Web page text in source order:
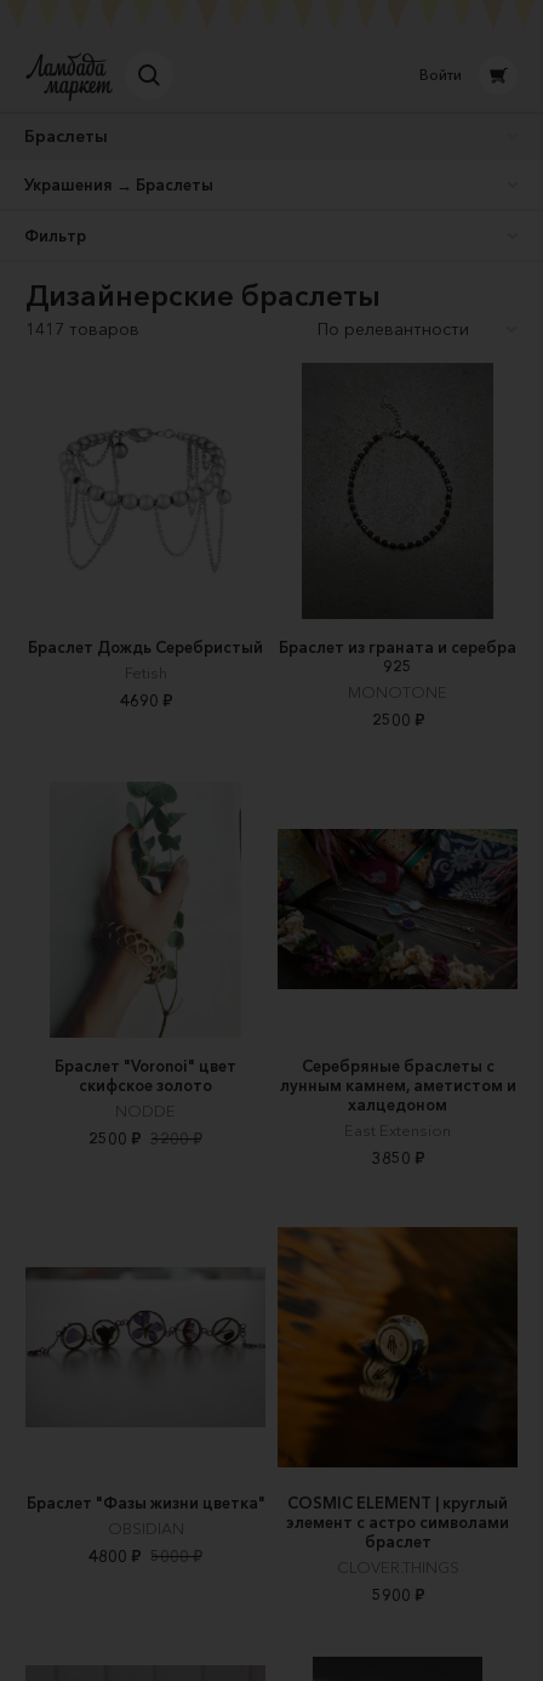
Войти
Браслеты
Украшения → Браслеты
Фильтр
Дизайнерские браслеты
1417 товаров
Браслет Дождь Серебристый
Fetish
4690 ₽
Браслет из граната и серебра
925
MONOTONE
2500 ₽
Браслет "Voronoi" цвет
скифское золото
NODDE
2500 ₽ 3200 ₽
Серебряные браслеты с
лунным камнем, аметистом и
халцедоном
East Extension
3850 ₽
Браслет "Фазы жизни цветка"
OBSIDIAN
4800 ₽ 5000 ₽
COSMIC ELEMENT | круглый
элемент с астро символами
браслет
CLOVER.THINGS
5900 ₽